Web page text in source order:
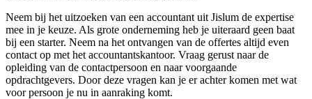
Neem bij het uitzoeken van een accountant uit Jislum de expertise
mee in je keuze. Als grote onderneming heb je uiteraard geen baat
bij een starter. Neem na het ontvangen van de offertes altijd even
contact op met het accountantskantoor. Vraag gerust naar de
opleiding van de contactpersoon en naar voorgaande
opdrachtgevers. Door deze vragen kan je er achter komen met wat
voor persoon je nu in aanraking komt.